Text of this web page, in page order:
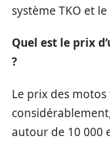
système TKO et
Quel est le prix
?
Le prix des
autour de 10 000